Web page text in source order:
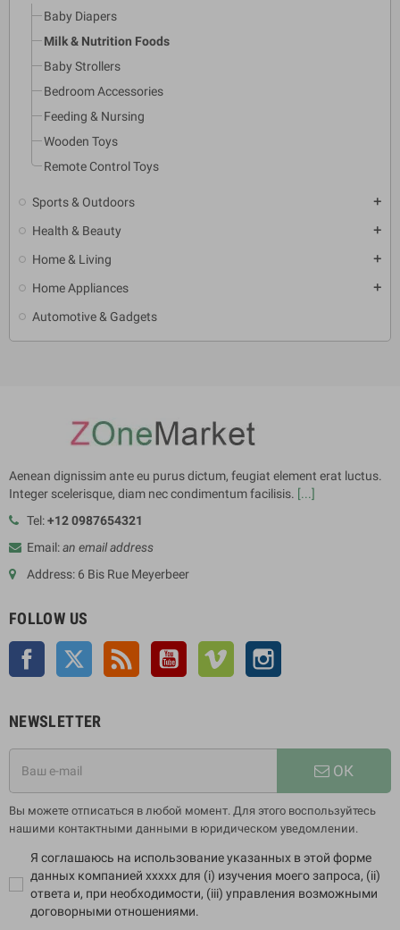
Baby Diapers
Milk & Nutrition Foods
Baby Strollers
Bedroom Accessories
Feeding & Nursing
Wooden Toys
Remote Control Toys
Sports & Outdoors add
Health & Beauty add
Home & Living add
Home Appliances add
Automotive & Gadgets
Aenean dignissim ante eu purus dictum, feugiat element erat luctus.
Integer scelerisque, diam nec condimentum facilisis. [...]
Tel:+12 0987654321
Email:an email address
Address: 6 Bis Rue Meyerbeer
FOLLOW US
Facebook Twitter Rss YouTube Vimeo
NEWSLETTER
ОК
Вы можете отписаться в любой момент. Для этого воспользуйтесь
нашими контактными данными в юридическом уведомлении.
Я соглашаюсь на использование указанных в этой форме
данных компанией xxxxx для (i) изучения моего запроса, (ii)
ответа и, при необходимости, (iii) управления возможными
договорными отношениями.